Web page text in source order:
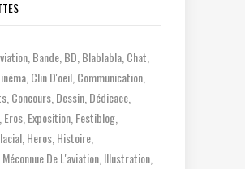
Bande BD Blablabla Chat
Clin D'oeil Communication
Concours Dessin Dédicace
Eros Exposition Festiblog
Heros Histoire
De L'aviation Illustration